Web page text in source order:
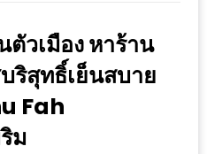
วเมือง หาร้าน
ริสุทธิ์เย็นสบาย
Fah
ม